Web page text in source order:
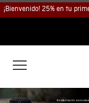
¡Bienvenido! 25% en tu